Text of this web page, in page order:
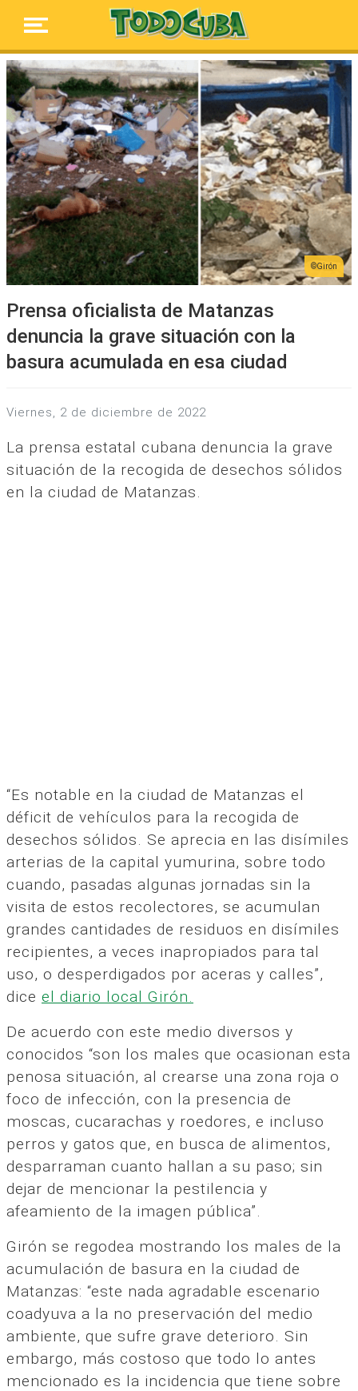
Girón
Prensa oficialista de Matanzas
denuncia la grave situación con la
basura acumulada en esa ciudad
viernes, 2 de diciembre de 2022
La prensa estatal cubana denuncia la grave
situación de la recogida de desechos sólidos
en la ciudad de Matanzas.
“Es notable en la ciudad de Matanzas el
déficit de vehículos para la recogida de
desechos sólidos. Se aprecia en las disímiles
arterias de la capital yumurina, sobre todo
cuando, pasadas algunas jornadas sin la
visita de estos recolectores, se acumulan
grandes cantidades de residuos en disímiles
recipientes, a veces inapropiados para tal
uso, o desperdigados por aceras y calles”,
dice el diario local Girón.
De acuerdo con este medio diversos y
conocidos “son los males que ocasionan esta
penosa situación, al crearse una zona roja o
foco de infección, con la presencia de
moscas, cucarachas y roedores, e incluso
perros y gatos que, en busca de alimentos,
desparraman cuanto hallan a su paso; sin
dejar de mencionar la pestilencia y
afeamiento de la imagen pública”.
Girón se regodea mostrando los males de la
acumulación de basura en la ciudad de
Matanzas: “este nada agradable escenario
coadyuva a la no preservación del medio
ambiente, que sufre grave deterioro. Sin
embargo, más costoso que todo lo antes
mencionado es la incidencia que tiene sobre